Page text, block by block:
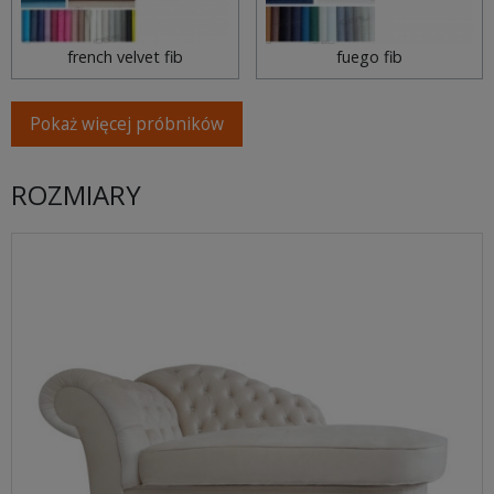
french velvet fib fuego fib
Pokaż więcej próbników
ROZMIARY